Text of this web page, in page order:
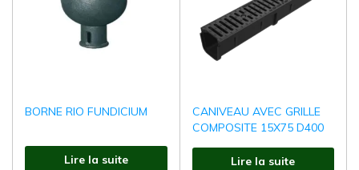
BORNE RIO FUNDICIUM
Lire la suite
CANIVEAU AVEC GRILLE
COMPOSITE 15X75 D400
Lire la suite